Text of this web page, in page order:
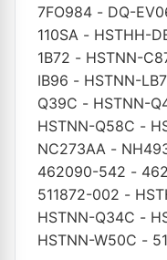
7FO984 - DQ-
110SA - HSTHH-
1B72 - HSTNN-
IB96 - HSTNN-
Q39C - HSTNN-
HSTNN-Q58C -
NC273AA -
462090-542 -
511872-002 -
HSTNN-Q34C -
HSTNN-W50C -